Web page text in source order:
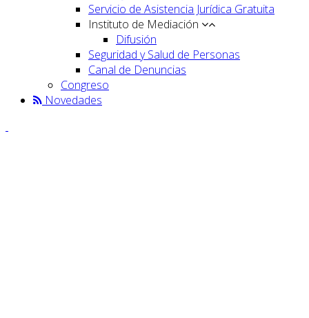
Servicio de Asistencia Jurídica Gratuita
Instituto de Mediación
Difusión
Seguridad y Salud de Personas
Canal de Denuncias
Congreso
Novedades